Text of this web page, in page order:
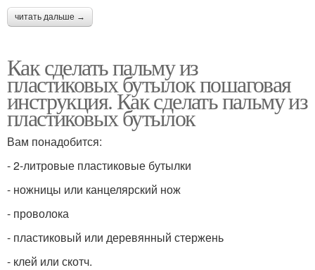
читать дальше →
Как сделать пальму из
пластиковых бутылок пошаговая
инструкция. Как сделать пальму из
пластиковых бутылок
Вам понадобится:
- 2-литровые пластиковые бутылки
- ножницы или канцелярский нож
- проволока
- пластиковый или деревянный стержень
- клей или скотч.